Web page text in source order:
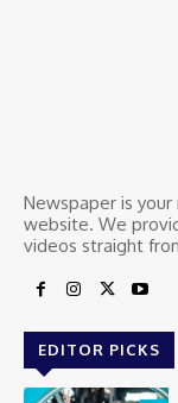
Newspaper is
website. We
videos straight
EDITOR PICKS